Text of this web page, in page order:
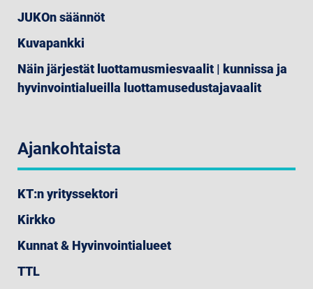
JUKOn säännöt
Kuvapankki
Näin järjestät luottamusmiesvaalit | kunnissa ja
hyvinvointialueilla luottamusedustajavaalit
Ajankohtaista
KT:n yrityssektori
Kirkko
Kunnat & Hyvinvointialueet
TTL